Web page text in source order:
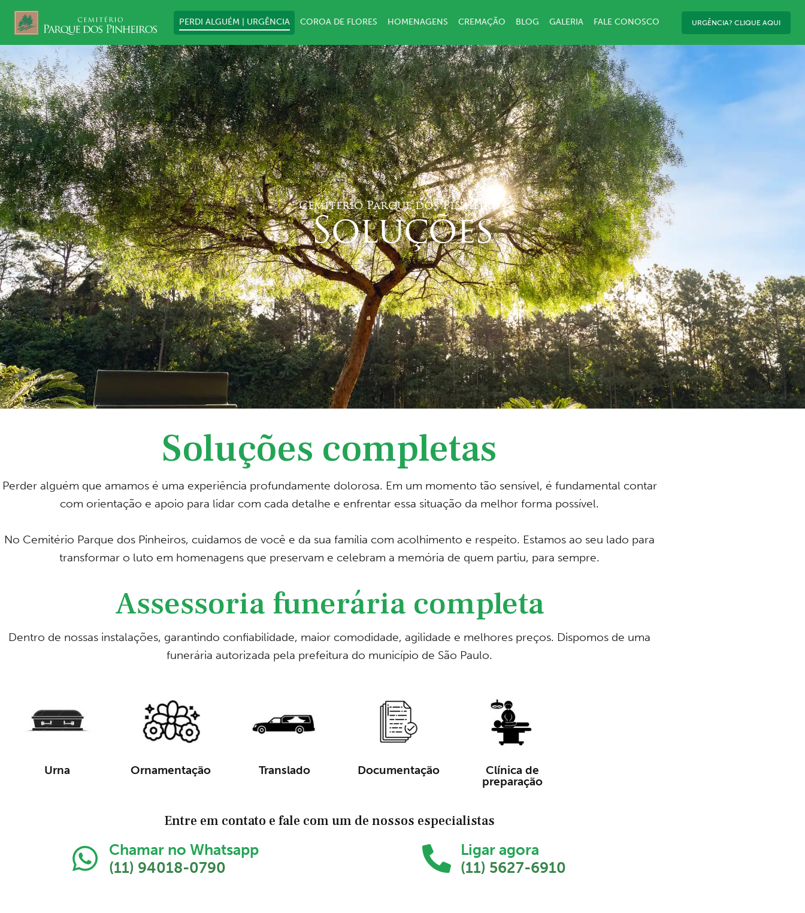
PERDI ALGUÉM | URGÊNCIA COROA DE FLORES HOMENAGENS CREMAÇÃO BLOG GALERIA FALE CONOSCO URGÊNCIA? CLIQUE AQUI
Cemitério Parque dos Pinheiros
Soluções
Soluções completas
Perder alguém que amamos é uma experiência profundamente dolorosa. Em um momento tão sensível, é fundamental contar
com orientação e apoio para lidar com cada detalhe e enfrentar essa situação da melhor forma possível.
No Cemitério Parque dos Pinheiros, cuidamos de você e da sua família com acolhimento e respeito. Estamos ao seu lado para
transformar o luto em homenagens que preservam e celebram a memória de quem partiu, para sempre.
Assessoria funerária completa
Dentro de nossas instalações, garantindo confiabilidade, maior comodidade, agilidade e melhores preços. Dispomos de uma
funerária autorizada pela prefeitura do município de São Paulo.
Urna Ornamentação Translado Documentação
Clínica de
preparação
Entre em contato e fale com um de nossos especialistas
Chamar no Whatsapp
(11) 94018-0790
Ligar agora
(11) 5627-6910